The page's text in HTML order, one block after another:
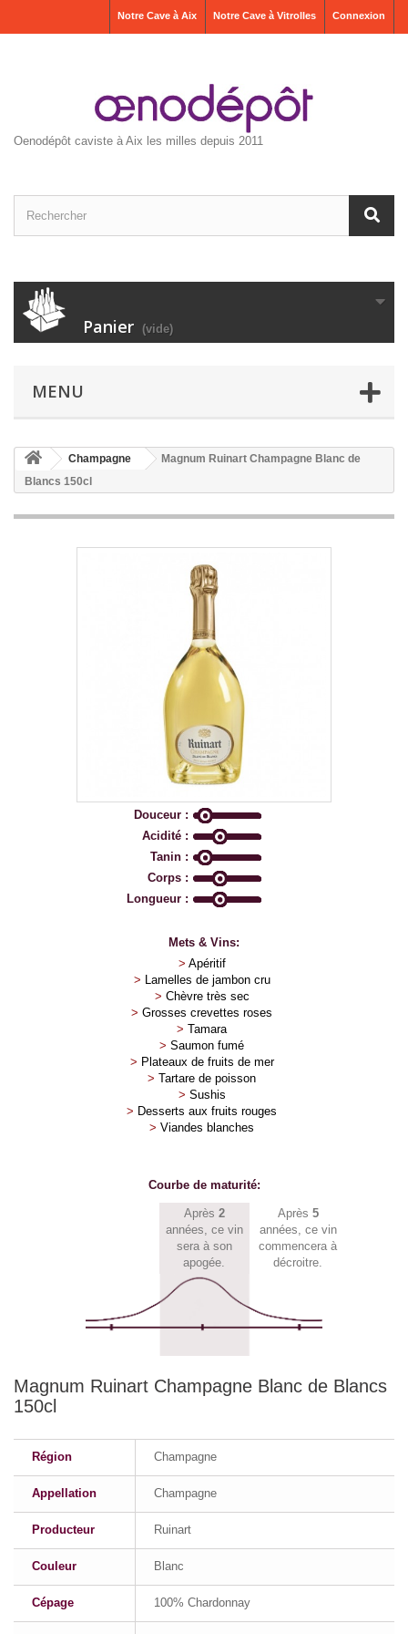
Connexion
Notre Cave à Vitrolles
Notre Cave à Aix
Oenodépôt caviste à Aix les milles depuis 2011
Panier (vide)
MENU
Champagne
Magnum Ruinart Champagne Blanc de
Blancs 150cl
Douceur :
Acidité :
Tanin :
Corps :
Longueur :
Mets & Vins:
> Apéritif
>
Lamelles de jambon cru
> Chèvre très sec
> Grosses crevettes roses
> Tamara
> Saumon fumé
> Plateaux de fruits de mer
> Tartare de poisson
> Sushis
> Desserts aux fruits rouges
> Viandes blanches
Courbe de maturité:
Après 2
années, ce vin
sera à son
apogée.
Après 5
années, ce vin
commencera à
décroitre.
Magnum Ruinart Champagne Blanc de Blancs
150cl
Région Champagne
Appellation Champagne
Producteur Ruinart
Couleur Blanc
Cépage 100% Chardonnay